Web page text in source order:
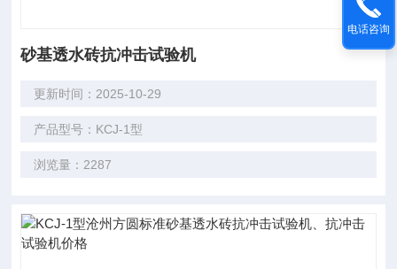
砂基透水砖抗冲击试验机
更新时间：2025-10-29
产品型号：KCJ-1型
浏览量：2287
电话咨询